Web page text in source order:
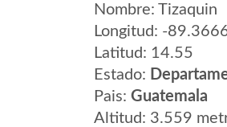
Nombre: Tizaquin
Longitud: -
Latitud: 14.55
Estado:
Pais: Guatemala
Altitud: 3.559